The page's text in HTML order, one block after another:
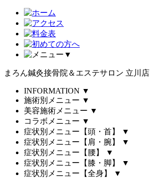
▼
まろん鍼灸接骨院＆エステサロン 立川店
INFORMATION ▼
施術別メニュー ▼
美容施術メニュー ▼
コラボメニュー ▼
症状別メニュー【頭・首】
▼
症状別メニュー【肩・腕】
▼
症状別メニュー【腰】
▼
症状別メニュー【膝・脚】
▼
症状別メニュー【全身】
▼